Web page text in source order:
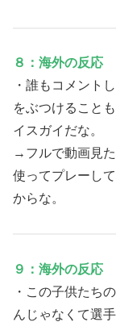
８：海外の反応
・誰もコメント
をぶつけること
イスガイだな。
→フルで動画見
使ってプレーし
からな。
９：海外の反応
・この子供たち
んじゃなくて選